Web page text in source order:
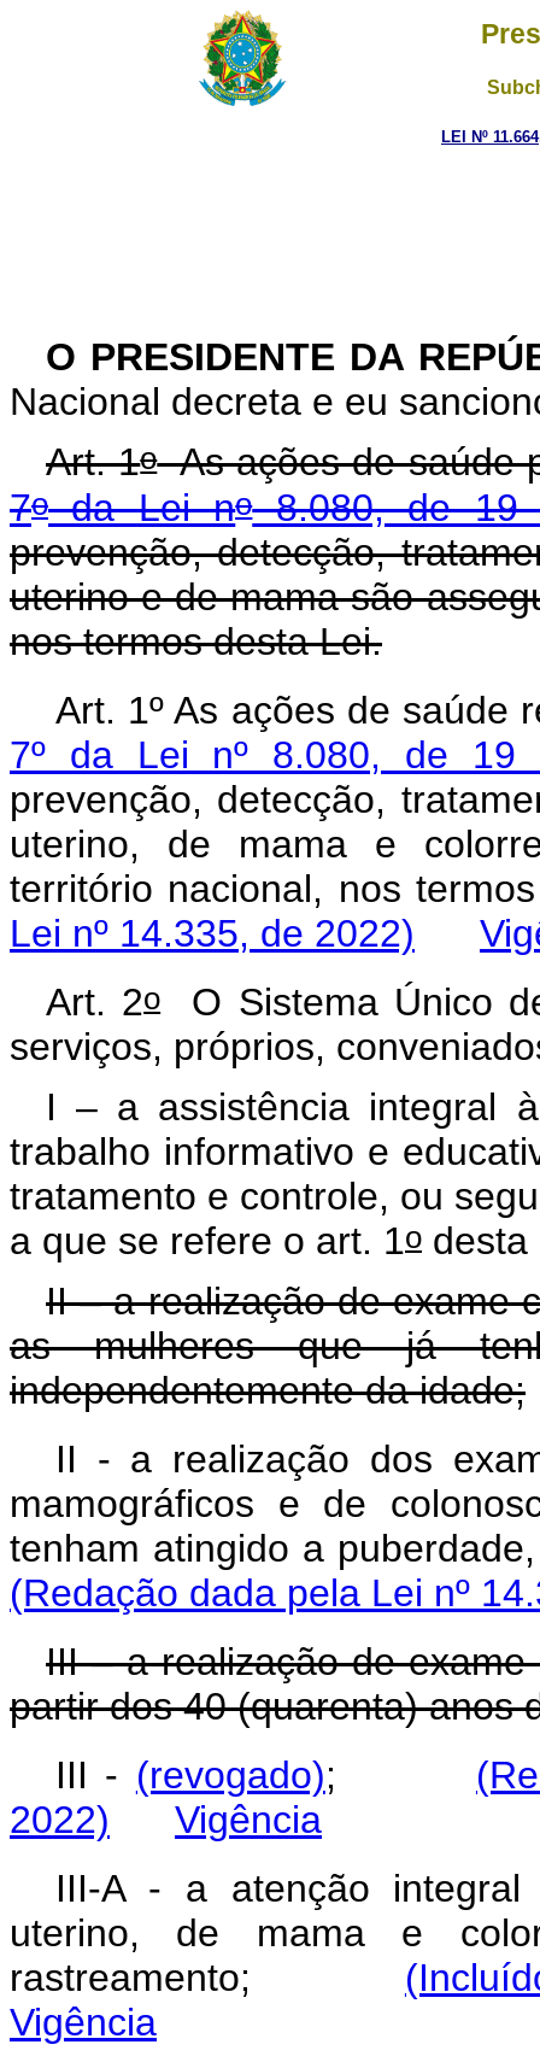
LEI Nº
O PRESIDENTE DA
Nacional decreta e eu
Art. 1oAs ações de saúde
7oda Lei no8.080, de 19
prevenção, detecção,
uterino e de mama são
nos termos desta Lei.
Art. 1º As ações de saúde
7º da Lei nº 8.080, de 19
prevenção, detecção,
uterino, de mama e
território nacional, nos
Lei nº 14.335, de 2022)
Art. 2oO Sistema Único
serviços, próprios,
I – a assistência integral
trabalho informativo e
tratamento e controle, ou
a que se refere o art. 1o desta
II – a realização de exame
as mulheres que já
independentemente da idade;
II - a realização dos
mamográficos e de
tenham atingido a
(Redação dada pela Lei nº
III – a realização de
partir dos 40 (quarenta)
III - (revogado);
2022)
Vigência
III-A - a atenção
uterino, de mama e
rastreamento;
Vigência